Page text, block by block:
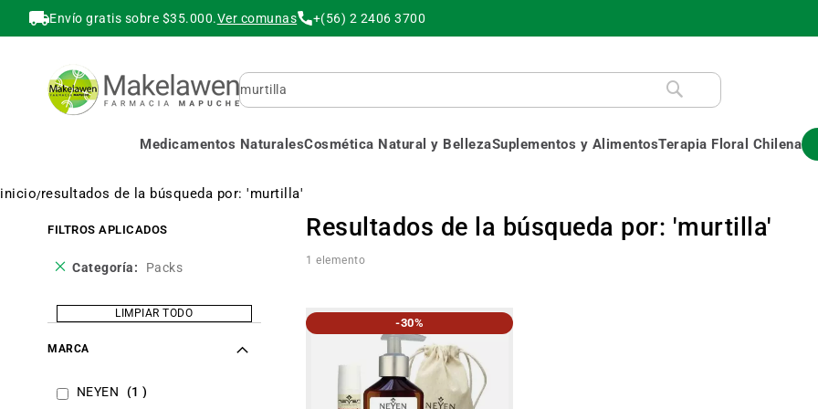
Envío gratis sobre $35.000.Ver comunas +(56) 2 2406 3700
Buscar
Medicamentos NaturalesCosmética Natural y BellezaSuplementos y AlimentosTerapia Floral Chilena
inicio resultados de la búsqueda por: 'murtilla'
Resultados de la búsqueda por: 'murtilla'
1 elemento
-30%
FILTROS APLICADOS
Categoría Packs
Eliminar
producto
LIMPIAR TODO
MARCA
NEYEN 1 item